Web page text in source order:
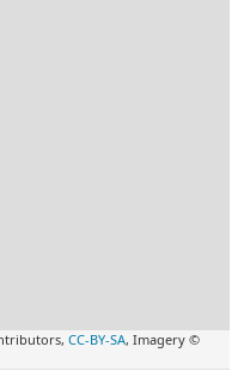
CC-BY-SA, Imagery ©